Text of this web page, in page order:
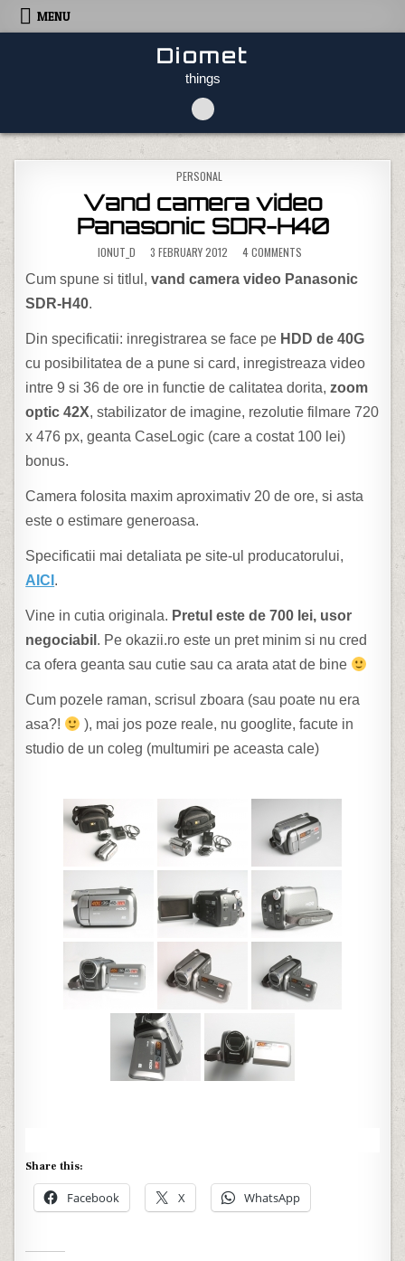
Skip to content
MENU
Diomet
things
POSTED IN
PERSONAL
Vand camera video
Panasonic SDR-H40
IONUT_D 3 FEBRUARY 2012 4 COMMENTSON VAND CAMERA
Cum spune si titlul,vand camera video Panasonic
SDR-H40.
Din specificatii: inregistrarea se face pe HDD de 40G
cu posibilitatea de a pune si card, inregistreaza video
intre 9 si 36 de ore in functie de calitatea dorita,zoom
optic 42X, stabilizator de imagine, rezolutie filmare 720
x 476 px, geanta CaseLogic (care a costat 100 lei)
bonus.
Camera folosita maxim aproximativ 20 de ore, si asta
este o estimare generoasa.
Specificatii mai detaliata pe site-ul producatorului,
AICI .
Vine in cutia originala. Pretul este de 700 lei, usor
negociabil . Pe okazii.ro este un pret minim si nu cred
ca ofera geanta sau cutie sau ca arata atat de bine
Cum pozele raman, scrisul zboara (sau poate nu era
asa?!
), mai jos poze reale, nu googlite, facute in
studio de un coleg (multumiri pe aceasta cale)
Share this:
Facebook X WhatsApp